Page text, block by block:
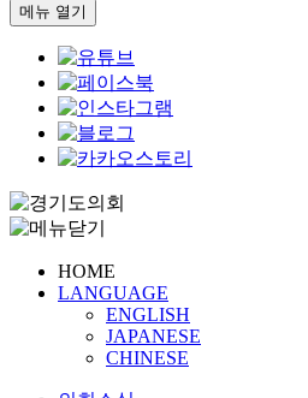
메뉴 열기
HOME
LANGUAGE
ENGLISH
JAPANESE
CHINESE